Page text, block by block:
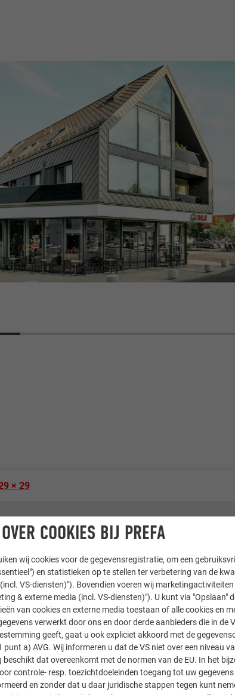
× 29
Bedrijfsgebouw, Hotels & Gastronomie
COOKIES BIJ PREFA
wij cookies voor de gegevensregistratie, om een
en statistieken op te stellen ter verbetering van de
VS-diensten)"). Bovendien voeren wij
& externe media (incl. VS-diensten)"). U kunt via "Opslaan"
van cookies en externe media toestaan of alle cookies en
verwerkt door ons en door derde aanbieders die in de
geeft, gaat u ook expliciet akkoord met de
punt a) AVG. Wij informeren u dat de VS niet over een niveau
beschikt dat overeenkomt met de normen van de EU. In het
controle- resp. toezichtdoeleinden toegang tot uw
en zonder dat u daar juridische stappen tegen kunt